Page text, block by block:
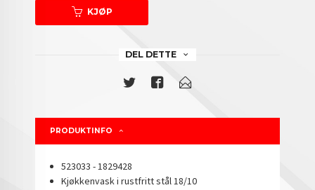
KJØP
DEL DETTE
PRODUKTINFO
523033 - 1829428
Kjøkkenvask i rustfritt stål 18/10